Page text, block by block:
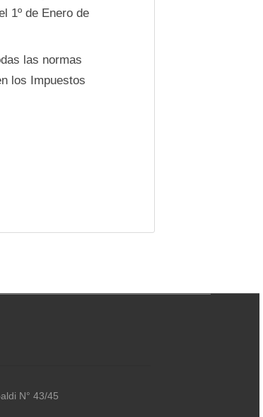
1º de Enero de
las normas
los Impuestos
N° 43/45